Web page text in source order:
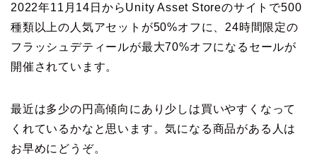
2022年11月14日からUnity Asset Storeのサイトで500
種類以上の人気アセットが50%オフに、24時間限定の
フラッシュデティールが最大70%オフになるセールが
開催されています。
最近は多少の円高傾向にあり少しは買いやすくなって
くれているかなと思います。気になる商品がある人は
お早めにどうぞ。